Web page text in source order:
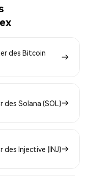
des Bitcoin
des Solana (SOL)
des Injective (INJ)